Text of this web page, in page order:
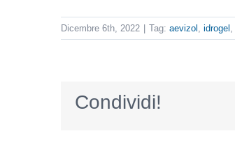
Dicembre 6th, 2022 Tag: aevizol idrogel
Condividi!